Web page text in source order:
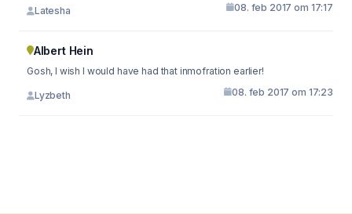
Latesha 08. feb 2017 om 17:17
Albert Hein
Gosh, I wish I would have had that inmofration earlier!
Lyzbeth 08. feb 2017 om 17:23